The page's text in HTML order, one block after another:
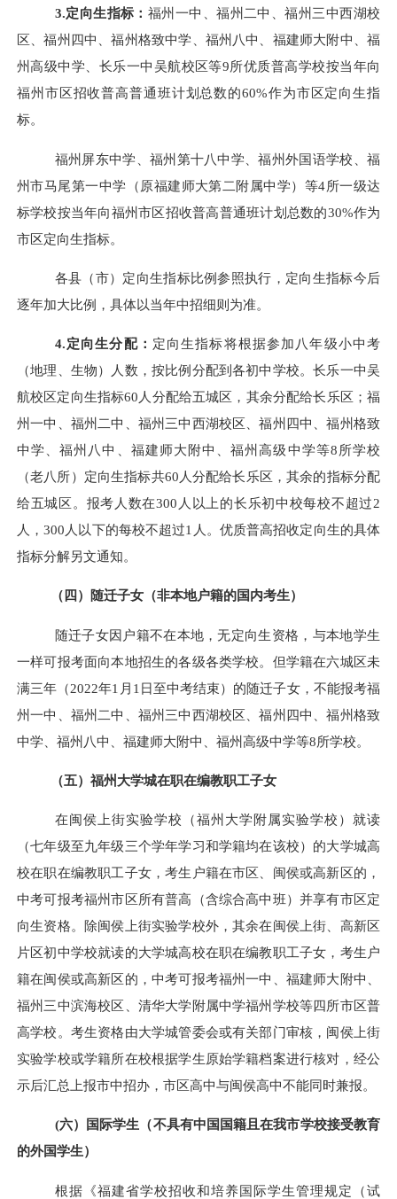
3.定向生指标： 福州一中、福州二中、福州三中西湖校
区、福州四中、福州格致中学、福州八中、福建师大附中、福
州高级中学、长乐一中吴航校区等9所优质普高学校按当年向
福州市区招收普高普通班计划总数的60%作为市区定向生指
标。
福州屏东中学、福州第十八中学、福州外国语学校、 福
州市马尾第一中学（原福建师大第二附属中学） 等4所一级达
标学校按当年向福州市区招收普高普通班计划总数的30%作为
市区定向生指标。
各县（市）定向生指标比例参照执行 ，定向生指标今后
逐年加大比例， 具体以当年中招细则 为准。
4.定向生分配： 定向生指标将根据参加八年级小中考
（地理、生物）人数，按比例分配到各初中学校。长乐一中吴
航校区定向生指标60人分配给五城区， 其余分配给长乐区 ； 福
州一中、福州二中、福州三中西湖校区、福州四中、福州格致
中学、福州八中、福建师大附中、福州高级中学等8所学校
（老八所）定向生指标共60人分配给长乐区 ，其余的指标分配
给五城区。报考人数在300人以上的长乐初中校每校不超过2
人，300人以下的每校不超过1人。优质普高招收定向生的具体
指标分解另文通知。
（四）随迁子女（非本地户籍的国内考生）
随迁子女因户籍不在本地，无定向生资格，与本地学生
一样可报考面向本地招生的各级各类学校。但学籍在六城区未
满三年（2022年1月1日至中考结束）的随迁子女，不能报考福
州一中、福州二中、福州三中西湖校区、福州四中、福州格致
中学、福州八中、福建师大附中、福州高级中学等8所学校。
（五）福州大学城在职在编教职工子女
在闽侯上街实验学校（福州大学附属实验学校）就读
（七年级至九年级三个学年学习和学籍均在该校） 的大学城高
校在职在编教职工子女，考生户籍在市区、闽侯或高新区的，
中考可报考福州市区所有普高（含综合高中班）并享有市区定
向生资格。 除闽侯上街实验学校外，其余在闽侯上街、高新区
片区初中学校就读的大学城高校在职在编教职工子女，考生户
籍在闽侯或高新区的，中考可报考福州一中、福建师大附中、
福州三中滨海校区、清华大学附属中学福州学校等四所市区普
高学校。考生资格由大学城管委会或有关部门审核，闽侯上街
实验学校或学籍所在校根据学生原始学籍档案进行核对，经公
示后汇总上报市中招办，市区高中与闽侯高中不能同时兼报。
(六）国际学生（不具有中国国籍且在我市学校接受教育
的外国学生）
根据《福建省学校招收和培养国际学生管理规定（试